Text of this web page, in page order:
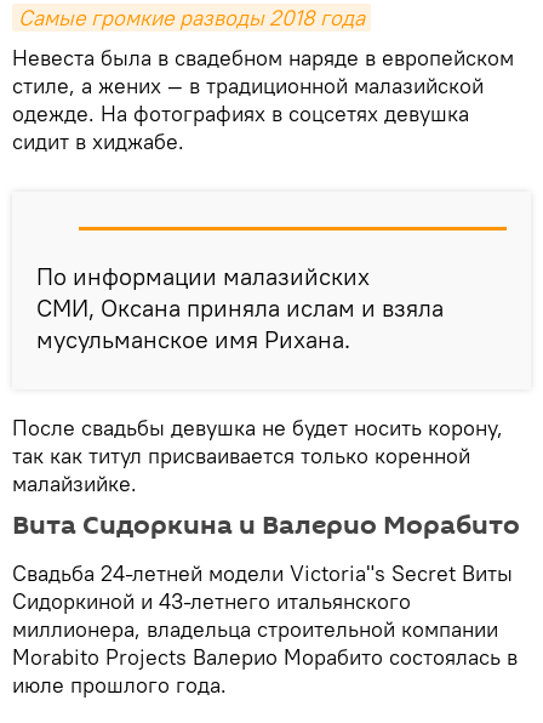
Самые громкие разводы 2018 года
Невеста была в свадебном наряде в европейском
стиле, а жених — в традиционной малазийской
одежде. На фотографиях в соцсетях девушка
сидит в хиджабе.
По информации малазийских
СМИ, Оксана приняла ислам и взяла
мусульманское имя Рихана.
После свадьбы девушка не будет носить корону,
так как титул присваивается только коренной
малайзийке.
Вита Сидоркина и Валерио Морабито
Свадьба 24-летней модели Victoria"s Secret Виты
Сидоркиной и 43-летнего итальянского
миллионера, владельца строительной компании
Morabito Projects Валерио Морабито состоялась в
июле прошлого года.